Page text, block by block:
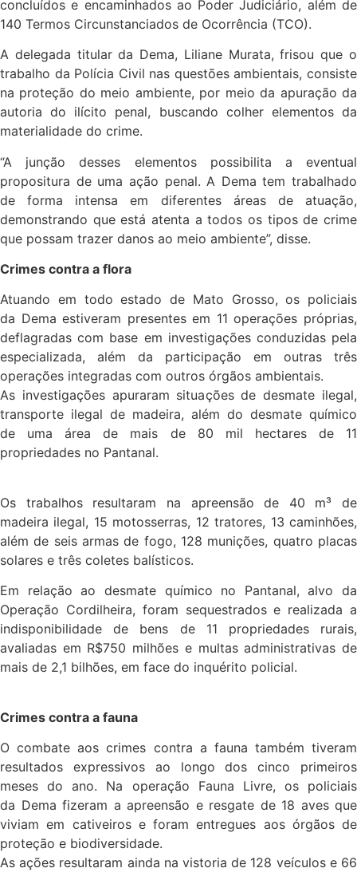
concluídos e encaminhados ao Poder Judiciário, além de
140 Termos Circunstanciados de Ocorrência (TCO).
A delegada titular da Dema, Liliane Murata, frisou que o
trabalho da Polícia Civil nas questões ambientais, consiste
na proteção do meio ambiente, por meio da apuração da
autoria do ilícito penal, buscando colher elementos da
materialidade do crime.
“A junção desses elementos possibilita a eventual
propositura de uma ação penal. A Dema tem trabalhado
de forma intensa em diferentes áreas de atuação,
demonstrando que está atenta a todos os tipos de crime
que possam trazer danos ao meio ambiente”, disse.
Crimes contra a flora
Atuando em todo estado de Mato Grosso, os policiais
da Dema estiveram presentes em 11 operações próprias,
deflagradas com base em investigações conduzidas pela
especializada, além da participação em outras três
operações integradas com outros órgãos ambientais.
As investigações apuraram situações de desmate ilegal,
transporte ilegal de madeira, além do desmate químico
de uma área de mais de 80 mil hectares de 11
propriedades no Pantanal.
Os trabalhos resultaram na apreensão de 40 m³ de
madeira ilegal, 15 motosserras, 12 tratores, 13 caminhões,
além de seis armas de fogo, 128 munições, quatro placas
solares e três coletes balísticos.
Em relação ao desmate químico no Pantanal, alvo da
Operação Cordilheira, foram sequestrados e realizada a
indisponibilidade de bens de 11 propriedades rurais,
avaliadas em R$750 milhões e multas administrativas de
mais de 2,1 bilhões, em face do inquérito policial.
Crimes contra a fauna
O combate aos crimes contra a fauna também tiveram
resultados expressivos ao longo dos cinco primeiros
meses do ano. Na operação Fauna Livre, os policiais
da Dema fizeram a apreensão e resgate de 18 aves que
viviam em cativeiros e foram entregues aos órgãos de
proteção e biodiversidade.
As ações resultaram ainda na vistoria de 128 veículos e 66